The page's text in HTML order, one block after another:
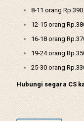
8-11 orang
12-15 orang
16-18 orang
19-24 orang
25-30 orang
Hubungi segara CS